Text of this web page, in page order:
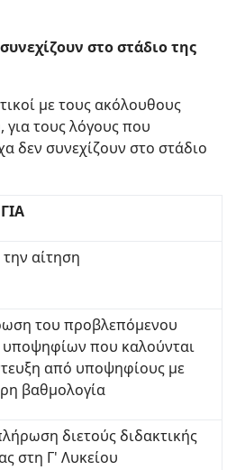
στο στάδιο της
με τους ακόλουθους
τους λόγους που
δεν συνεχίζουν στο στάδιο
αίτηση
του προβλεπόμενου
που καλούνται
από υποψηφίους με
βαθμολογία
διετούς διδακτικής
στη Γ' Λυκείου